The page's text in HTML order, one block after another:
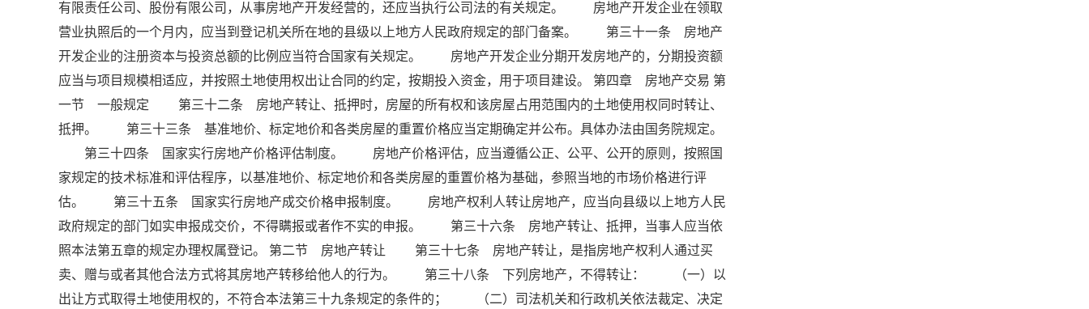
有限责任公司、股份有限公司，从事房地产开发经营的，还应当执行公司法的有关规定。 房地产开发企业在领取
营业执照后的一个月内，应当到登记机关所在地的县级以上地方人民政府规定的部门备案。 第三十一条 房地产
开发企业的注册资本与投资总额的比例应当符合国家有关规定。 房地产开发企业分期开发房地产的，分期投资额
应当与项目规模相适应，并按照土地使用权出让合同的约定，按期投入资金，用于项目建设。 第四章 房地产交易 第
一节 一般规定 第三十二条 房地产转让、抵押时，房屋的所有权和该房屋占用范围内的土地使用权同时转让、
抵押。 第三十三条 基准地价、标定地价和各类房屋的重置价格应当定期确定并公布。具体办法由国务院规定。
第三十四条 国家实行房地产价格评估制度。 房地产价格评估，应当遵循公正、公平、公开的原则，按照国
家规定的技术标准和评估程序，以基准地价、标定地价和各类房屋的重置价格为基础，参照当地的市场价格进行评
估。 第三十五条 国家实行房地产成交价格申报制度。 房地产权利人转让房地产，应当向县级以上地方人民
政府规定的部门如实申报成交价，不得瞒报或者作不实的申报。 第三十六条 房地产转让、抵押，当事人应当依
照本法第五章的规定办理权属登记。 第二节 房地产转让 第三十七条 房地产转让，是指房地产权利人通过买
卖、赠与或者其他合法方式将其房地产转移给他人的行为。 第三十八条 下列房地产，不得转让： （一）以
出让方式取得土地使用权的，不符合本法第三十九条规定的条件的； （二）司法机关和行政机关依法裁定、决定